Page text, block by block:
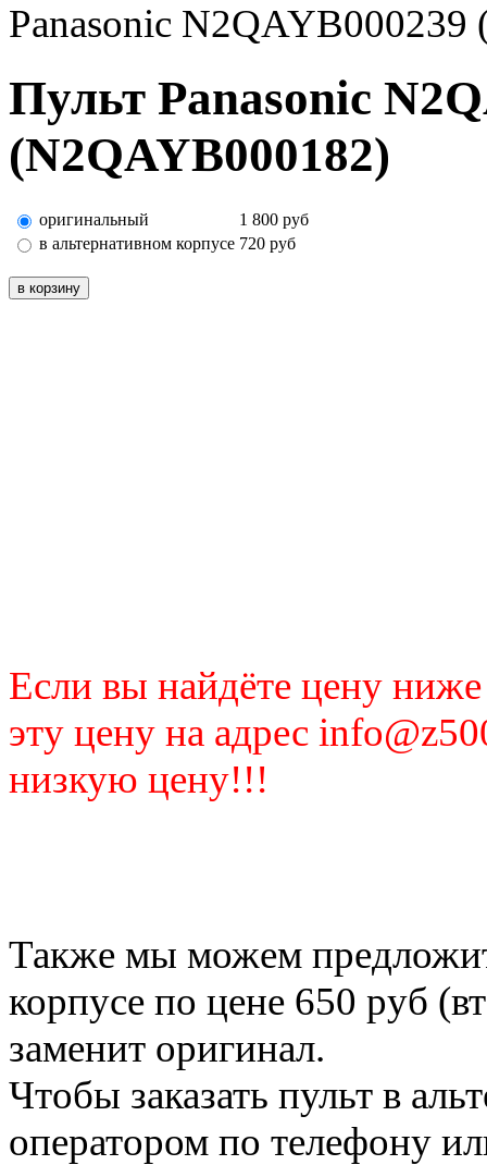
Panasonic
Пульт Panasonic
(N2QAYB000182)
оригинальный 1 800 руб
в альтернативном корпусе 720 руб
Если вы найдёте цену
эту цену на адрес
низкую цену!!!
Также мы можем
корпусе по цене 650 руб
заменит оригинал.
Чтобы заказать пульт в
оператором по телефону